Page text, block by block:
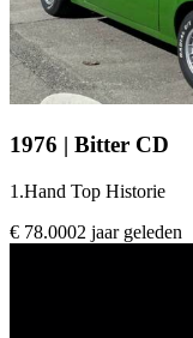
1976 | Bitter CD
1.Hand Top Historie
€ 78.0002 jaar geleden